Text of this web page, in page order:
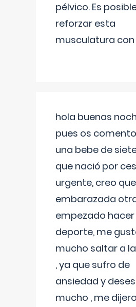
pélvico. Es
reforzar esta
musculatura con
hola buenas
pues os
una bebe de
que nació por
urgente, creo
embarazada
empezado hacer
deporte, me
mucho saltar a
, ya que sufro de
ansiedad y
mucho , me